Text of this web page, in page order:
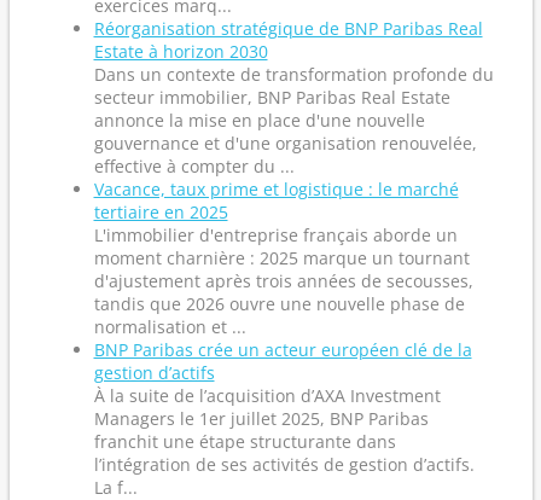
exercices marq...
Réorganisation stratégique de BNP Paribas Real
Estate à horizon 2030
Dans un contexte de transformation profonde du
secteur immobilier, BNP Paribas Real Estate
annonce la mise en place d'une nouvelle
gouvernance et d'une organisation renouvelée,
effective à compter du ...
Vacance, taux prime et logistique : le marché
tertiaire en 2025
L'immobilier d'entreprise français aborde un
moment charnière : 2025 marque un tournant
d'ajustement après trois années de secousses,
tandis que 2026 ouvre une nouvelle phase de
normalisation et ...
BNP Paribas crée un acteur européen clé de la
gestion d’actifs
À la suite de l’acquisition d’AXA Investment
Managers le 1er juillet 2025, BNP Paribas
franchit une étape structurante dans
l’intégration de ses activités de gestion d’actifs.
La f...